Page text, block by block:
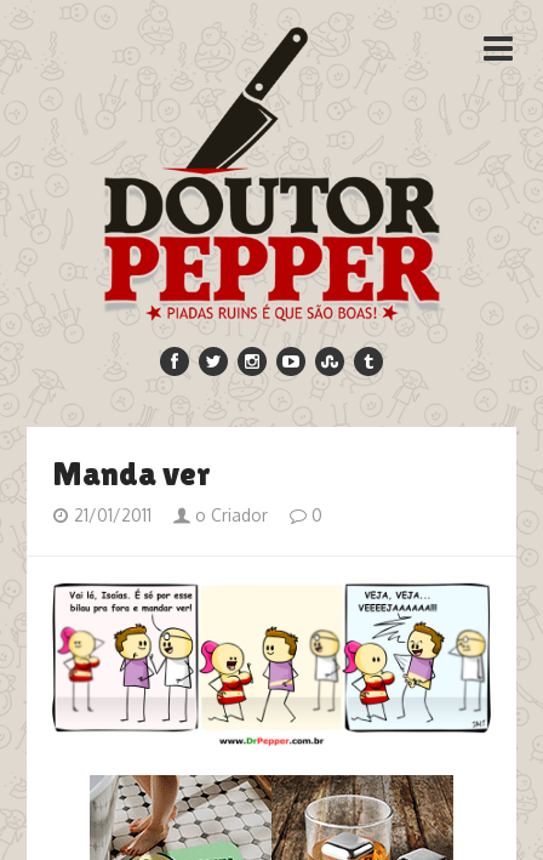
Manda ver
21/01/2011 o Criador 0